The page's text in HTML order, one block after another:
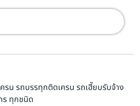
ครน รถบรรทุกติดเครน รถเฮี๊ยบรับจ้าง
ร ทุกชนิด